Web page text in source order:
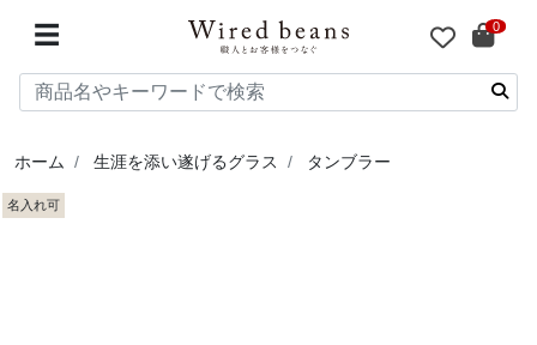
☰ 0
ホーム 生涯を添い遂げるグラス タンブラー
名入れ可